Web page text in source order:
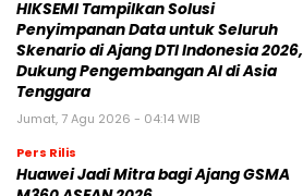
HIKSEMI Tampilkan Solusi
Penyimpanan Data untuk Seluruh
Skenario di Ajang DTI Indonesia 2026,
Dukung Pengembangan AI di Asia
Tenggara
Jumat, 7 Agu 2026 - 04:14 WIB
Pers Rilis
Huawei Jadi Mitra bagi Ajang GSMA